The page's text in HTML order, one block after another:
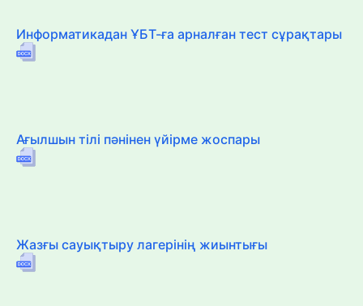
Информатикадан ҰБТ-ға арналған тест сұрақтары
Ағылшын тілі пәнінен үйірме жоспары
Жазғы сауықтыру лагерінің жиынтығы